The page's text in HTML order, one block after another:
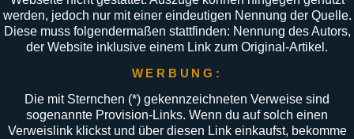
werden, jedoch nur mit einer eindeutigen Nennung der Quelle.
Diese muss folgendermaßen stattfinden: Nennung des Autors,
der Website inklusive einem Link zum Original-Artikel.
WERBUNG:
Die mit Sternchen (*) gekennzeichneten Verweise sind
sogenannte Provision-Links. Wenn du auf solch einen
Verweislink klickst und über diesen Link einkaufst, bekomme